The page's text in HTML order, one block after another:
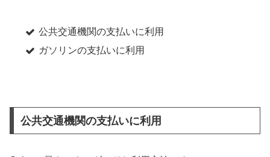
公共交通機関の支払いに利用
ガソリンの支払いに利用
公共交通機関の支払いに利用